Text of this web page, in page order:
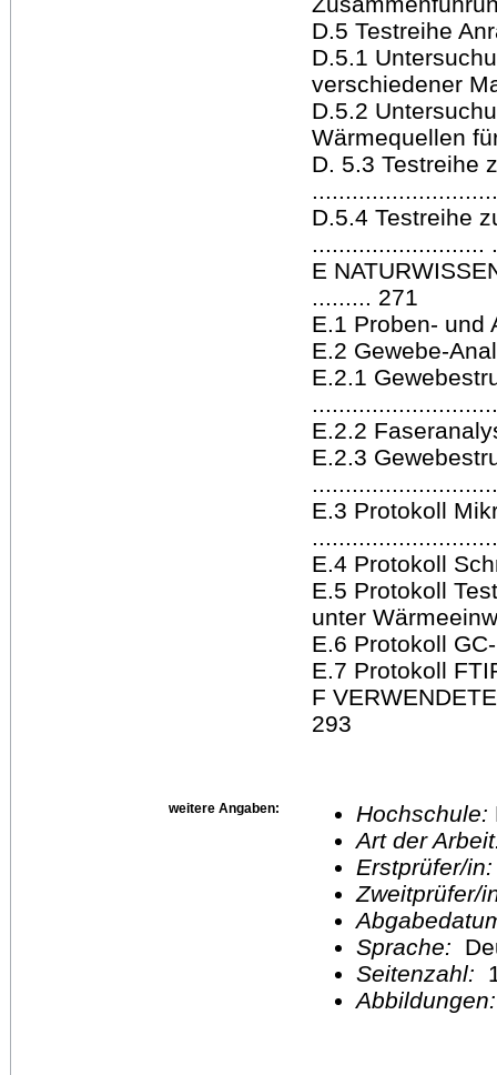
D.5 Testreihe
D.5.1
verschiedener
D.5.2
Wärmequellen
D. 5.3 Testreihe
D.5.4 Testreihe
..........................
E
......... 271
E.1 Proben- und
E.2 Gewebe-
E.2.1
E.2.2
E.2.3
E.3 Protokoll
E.4 Protokoll
E.5 Protokoll
unter
E.6 Protokoll
E.7 Protokoll
F
293
weitere Angaben: Hochschule:
Art der
Erstprüfer/
Sprache:
Seitenzahl: